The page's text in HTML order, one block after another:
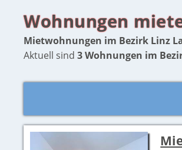
Wohnungen
Mietwohnungen im Bezirk Linz
Aktuell sind3 Wohnungen im